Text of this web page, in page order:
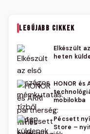
LEGÚJABB CIKKEK
Elkészült
heten
HONOR és
mobilokba
Pécsett
Store –